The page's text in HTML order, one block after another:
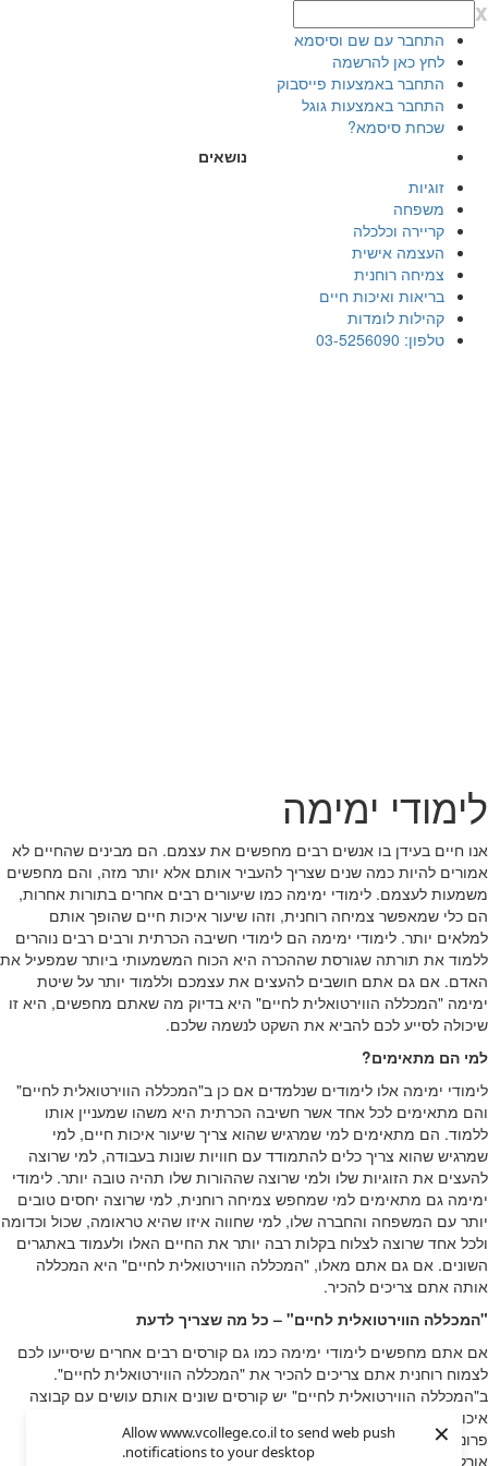
Allow www.vcollege.co.il to send web push
notifications to your desktop.
×
x
התחבר עם שם וסיסמא
לחץ כאן להרשמה
התחבר באמצעות פייסבוק
התחבר באמצעות גוגל
שכחת סיסמא?
נושאים
זוגיות
משפחה
קריירה וכלכלה
העצמה אישית
צמיחה רוחנית
בריאות ואיכות חיים
קהילות לומדות
טלפון: 03-5256090
לימודי ימימה
אנו חיים בעידן בו אנשים רבים מחפשים את עצמם. הם מבינים שהחיים לא
אמורים להיות כמה שנים שצריך להעביר אותם אלא יותר מזה, והם מחפשים
משמעות לעצמם. לימודי ימימה כמו שיעורים רבים אחרים בתורות אחרות,
הם כלי שמאפשר צמיחה רוחנית, וזהו שיעור איכות חיים שהופך אותם
למלאים יותר. לימודי ימימה הם לימודי חשיבה הכרתית ורבים רבים נוהרים
ללמוד את תורתה שגורסת שההכרה היא הכוח המשמעותי ביותר שמפעיל את
האדם. אם גם אתם חושבים להעצים את עצמכם וללמוד יותר על שיטת
ימימה "המכללה הווירטואלית לחיים" היא בדיוק מה שאתם מחפשים, היא זו
שיכולה לסייע לכם להביא את השקט לנשמה שלכם.
למי הם מתאימים?
לימודי ימימה אלו לימודים שנלמדים אם כן ב"המכללה הווירטואלית לחיים"
והם מתאימים לכל אחד אשר חשיבה הכרתית היא משהו שמעניין אותו
ללמוד. הם מתאימים למי שמרגיש שהוא צריך שיעור איכות חיים, למי
שמרגיש שהוא צריך כלים להתמודד עם חוויות שונות בעבודה, למי שרוצה
להעצים את הזוגיות שלו ולמי שרוצה שההורות שלו תהיה טובה יותר. לימודי
ימימה גם מתאימים למי שמחפש צמיחה רוחנית, למי שרוצה יחסים טובים
יותר עם המשפחה והחברה שלו, למי שחווה איזו שהיא טראומה, שכול וכדומה
ולכל אחד שרוצה לצלוח בקלות רבה יותר את החיים האלו ולעמוד באתגרים
השונים. אם גם אתם מאלו, "המכללה הווירטואלית לחיים" היא המכללה
אותה אתם צריכים להכיר.
"המכללה הווירטואלית לחיים" – כל מה שצריך לדעת
אם אתם מחפשים לימודי ימימה כמו גם קורסים רבים אחרים שיסייעו לכם
לצמוח רוחנית אתם צריכים להכיר את "המכללה הווירטואלית לחיים".
ב"המכללה הווירטואלית לחיים" יש קורסים שונים אותם עושים עם קבוצה
איכותית ובשיעור חי אינטראקטיבי ומשלבים את הלימודים עם מפגשים
פרונטליים. במכללה מרצים מובילים כמו הרב אז משה דורון, יונית לביא,
אורלי דיין, נועה לזרי ועידית שלו, מרצים מן השורה הראשונה אשר ישמחו